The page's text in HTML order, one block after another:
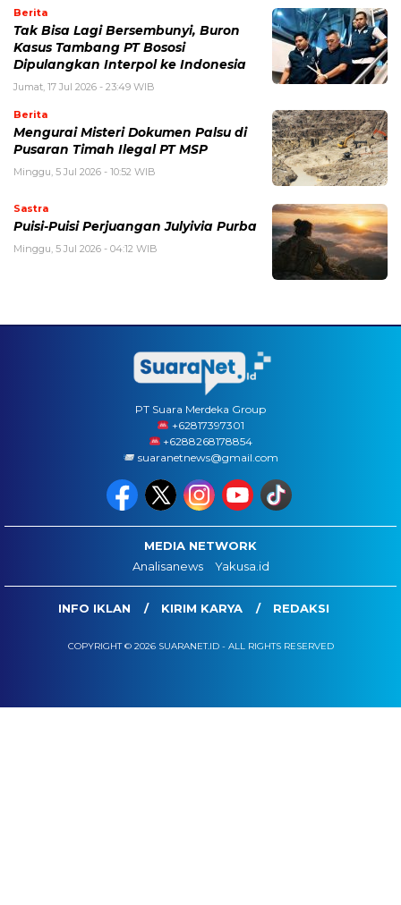
Berita
Tak Bisa Lagi Bersembunyi, Buron
Kasus Tambang PT Bososi
Dipulangkan Interpol ke Indonesia
Jumat, 17 Jul 2026 - 23:49 WIB
Berita
Mengurai Misteri Dokumen Palsu di
Pusaran Timah Ilegal PT MSP
Minggu, 5 Jul 2026 - 10:52 WIB
Sastra
Puisi-Puisi Perjuangan Julyivia Purba
Minggu, 5 Jul 2026 - 04:12 WIB
PT Suara Merdeka Group
‪+62817397301
+6288268178854
suaranetnews@gmail.com
MEDIA NETWORK
Analisanews
Yakusa.id
INFO IKLAN KIRIM KARYA REDAKSI
COPYRIGHT © 2026 SUARANET.ID - ALL RIGHTS RESERVED